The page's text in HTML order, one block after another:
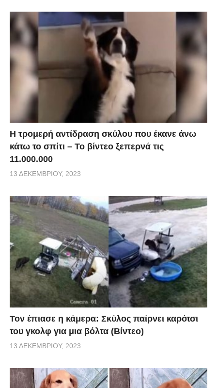
Η τρομερή αντίδραση σκύλου που έκανε άνω
κάτω το σπίτι – Το βίντεο ξεπερνά τις
11.000.000
13 ΔΕΚΕΜΒΡΊΟΥ, 2023
Τον έπιασε η κάμερα: Σκύλος παίρνει καρότσι
του γκολφ για μια βόλτα (Βίντεο)
13 ΔΕΚΕΜΒΡΊΟΥ, 2023